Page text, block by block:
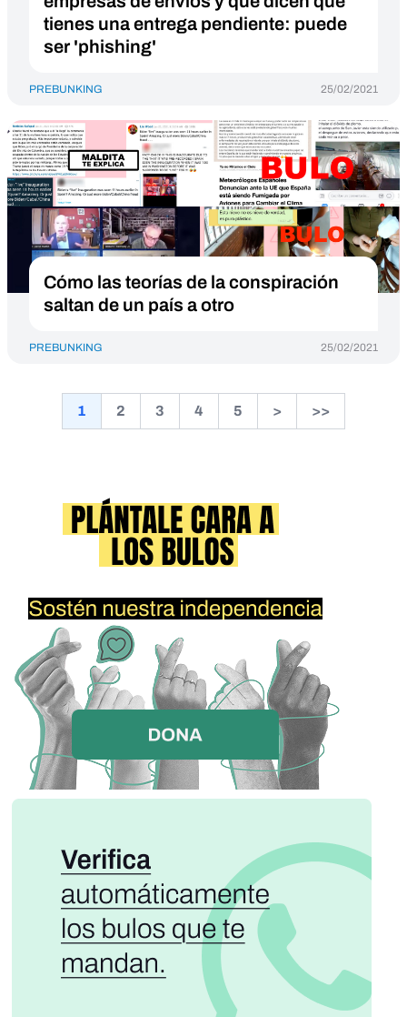
tienes una entrega pendiente: puede
ser 'phishing'
PREBUNKING 25/02/2021
Cómo las teorías de la conspiración
saltan de un país a otro
PREBUNKING 25/02/2021
1 2 3 4 5 > >>